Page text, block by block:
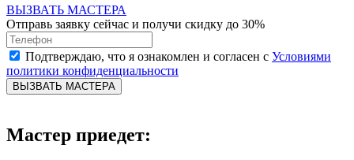
ВЫЗВАТЬ МАСТЕРА
Отправь заявку сейчас и получи скидку до 30%
Подтверждаю, что я ознакомлен и согласен с Условиями
политики конфиденциальности
ВЫЗВАТЬ МАСТЕРА
Мастер приедет: